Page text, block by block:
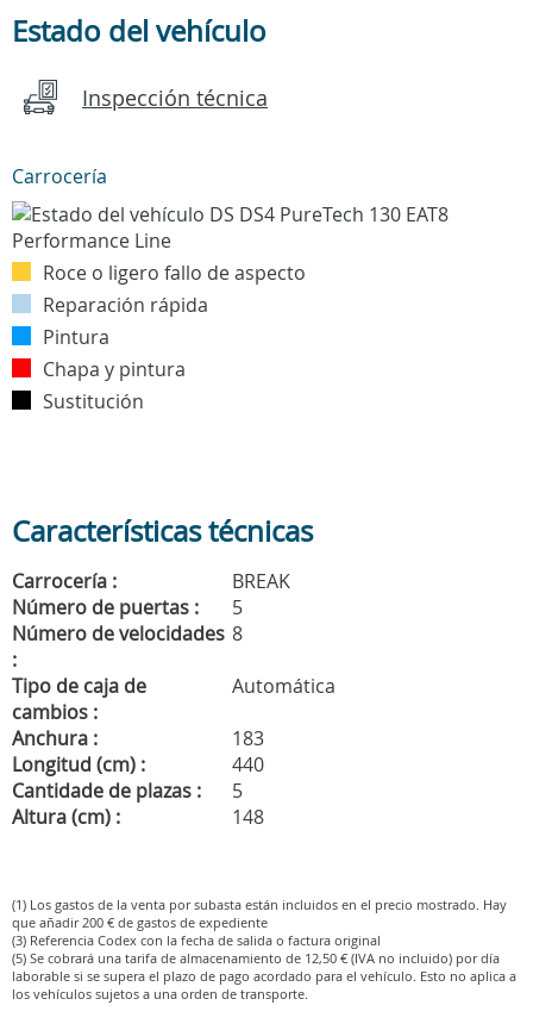
Estado del vehículo
Inspección técnica
Carrocería
Roce o ligero fallo de aspecto
Reparación rápida
Pintura
Chapa y pintura
Sustitución
Características técnicas
Carrocería :
BREAK
Número de puertas :
5
Número de velocidades
:
8
Tipo de caja de
cambios :
Automática
Anchura :
183
Longitud (cm) :
440
Cantidade de plazas :
5
Altura (cm) :
148
(1) Los gastos de la venta por subasta están incluidos en el precio mostrado. Hay
que añadir 200 € de gastos de expediente
(3) Referencia Codex con la fecha de salida o factura original
(5) Se cobrará una tarifa de almacenamiento de 12,50 € (IVA no incluido) por día
laborable si se supera el plazo de pago acordado para el vehículo. Esto no aplica a
los vehículos sujetos a una orden de transporte.